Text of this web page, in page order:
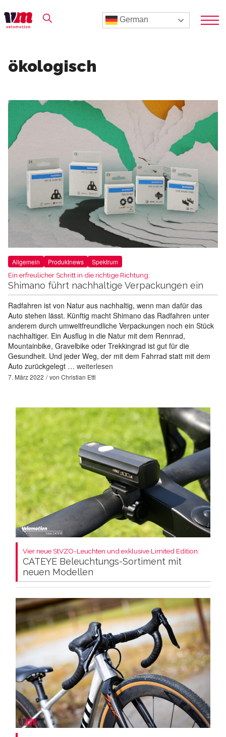
German
ökologisch
Allgemein Produktnews Spektrum
Ein erfreulicher Schritt in die richtige Richtung:
Shimano führt nachhaltige Verpackungen ein
Radfahren ist von Natur aus nachhaltig, wenn man dafür das
Auto stehen lässt. Künftig macht Shimano das Radfahren unter
anderem durch umweltfreundliche Verpackungen noch ein Stück
nachhaltiger. Ein Ausflug in die Natur mit dem Rennrad,
Mountainbike, Gravelbike oder Trekkingrad ist gut für die
Gesundheit. Und jeder Weg, der mit dem Fahrrad statt mit dem
Auto zurückgelegt … weiterlesen
7. März 2022 von Christian Ettl
Vier neue StVZO-Leuchten und exklusive Limited Edition:
CATEYE Beleuchtungs-Sortiment mit
neuen Modellen